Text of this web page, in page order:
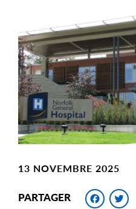
Main
Image
Image
13 NOVEMBRE 2025
PARTAGER